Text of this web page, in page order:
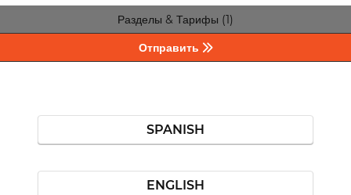
Разделы & Тарифы (1)
Отправить
SPANISH
ENGLISH